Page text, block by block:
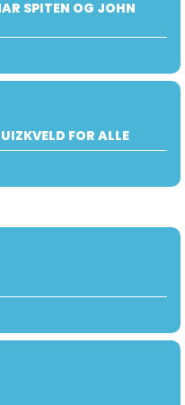
SPITEN OG JOHN
FOR ALLE